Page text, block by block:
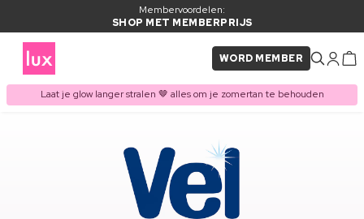
Membervoordelen:
SHOP MET MEMBERPRIJS
WORD MEMBER
Laat je glow langer stralen 🤎 alles om je zomertan te behouden